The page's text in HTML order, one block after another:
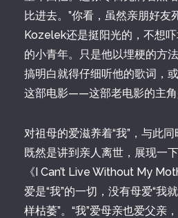
比进去。”你看，虽然亲朋好友
Kozelek还是挺阳光的，不想
的小青年。只是他以埋梗的方
搞明白就得仔细听他的歌词，
这部电影——这部老电影的主角
对祖母的爱滋养着“我”，与此同
既然是讲到亲人离世，展现一
《I Can’t Live Without My
爱是“我”的一切，没有母爱“我
样枯萎”。“我”爱母亲也爱父亲